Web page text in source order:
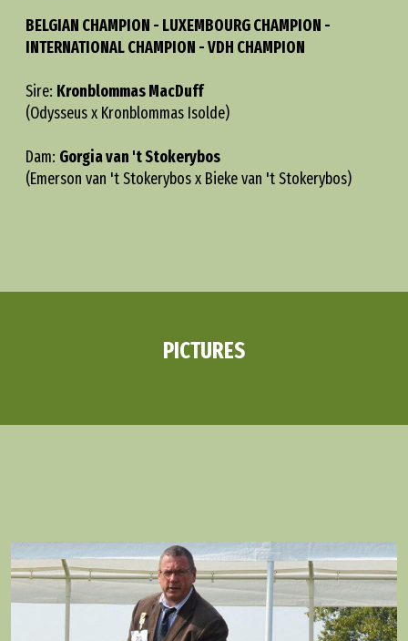
BELGIAN CHAMPION - LUXEMBOURG CHAMPION -
INTERNATIONAL CHAMPION - VDH CHAMPION
Sire: Kronblommas MacDuff
(Odysseus x Kronblommas Isolde)
Dam: Gorgia van 't Stokerybos
(Emerson van 't Stokerybos x Bieke van 't Stokerybos)
PICTURES